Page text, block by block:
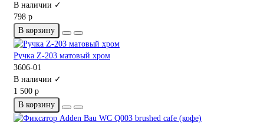
В наличии ✓
798 р
В корзину
Ручка Z-203 матовый хром
3606-01
В наличии ✓
1 500 р
В корзину